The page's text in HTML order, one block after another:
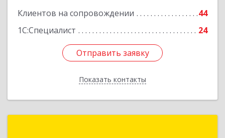
Клиентов на сопровождении
44
1С:Специалист
24
Отправить заявку
Показать контакты
Отправить заявку
Назад